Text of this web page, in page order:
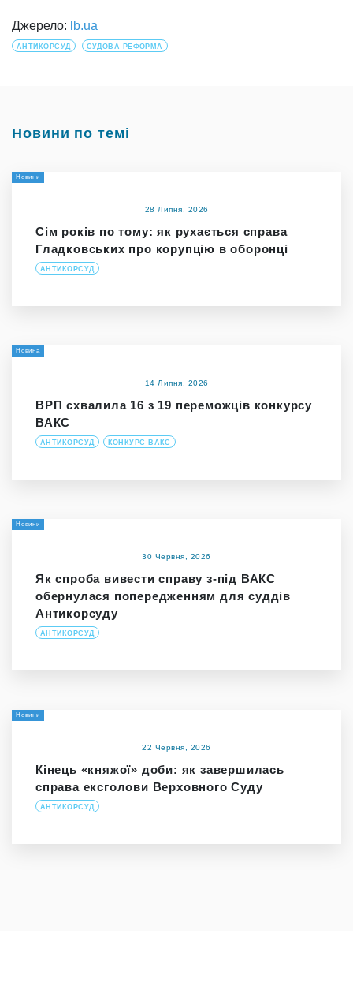
Джерело: lb.ua
АНТИКОРСУД СУДОВА РЕФОРМА
Новини по темі
Новини
28 Липня, 2026
Сім років по тому: як рухається справа
Гладковських про корупцію в оборонці
АНТИКОРСУД
Новина
14 Липня, 2026
ВРП схвалила 16 з 19 переможців конкурсу
ВАКС
АНТИКОРСУД КОНКУРС ВАКС
Новини
30 Червня, 2026
Як спроба вивести справу з-під ВАКС
обернулася попередженням для суддів
Антикорсуду
АНТИКОРСУД
Новини
22 Червня, 2026
Кінець «княжої» доби: як завершилась
справа ексголови Верховного Суду
АНТИКОРСУД